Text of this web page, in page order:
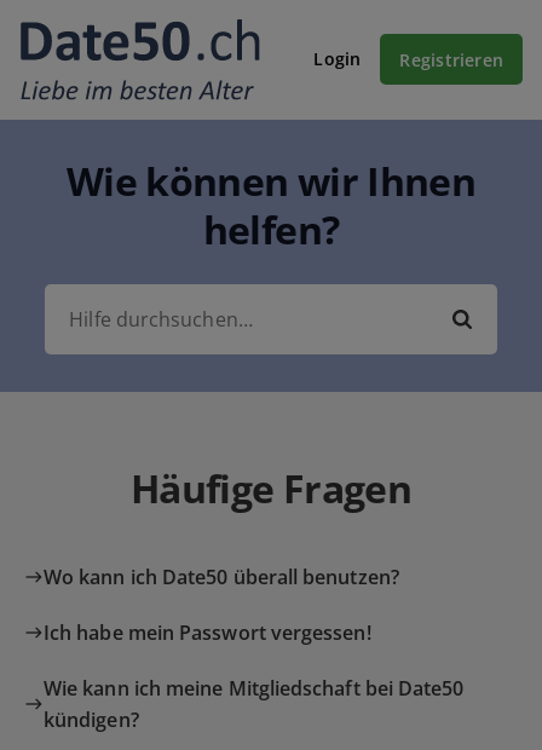
Login Registrieren
Wie können wir Ihnen
helfen?
Häufige Fragen
Wo kann ich Date50 überall benutzen?
Ich habe mein Passwort vergessen!
Wie kann ich meine Mitgliedschaft bei Date50
kündigen?